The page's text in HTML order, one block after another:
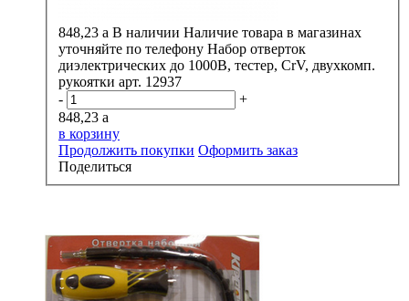
848,23 a В наличии Наличие товара в магазинах
уточняйте по телефону Набор отверток
диэлектрических до 1000В, тестер, CrV, двухкомп.
рукоятки арт. 12937
-
+
848,23 a
в корзину
Продолжить покупки Оформить заказ
Поделиться